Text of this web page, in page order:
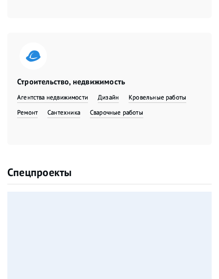
Строительство, недвижимость
Агентства недвижимости Дизайн
Кровельные работы
Ремонт
Сантехника Сварочные работы
Спецпроекты